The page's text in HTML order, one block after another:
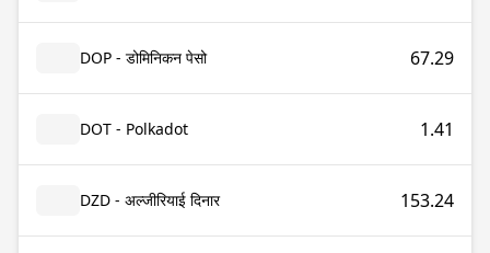
DOP - डोमिनिकन पेसो 67.29
DOT - Polkadot 1.41
DZD - अल्जीरियाई दिनार 153.24